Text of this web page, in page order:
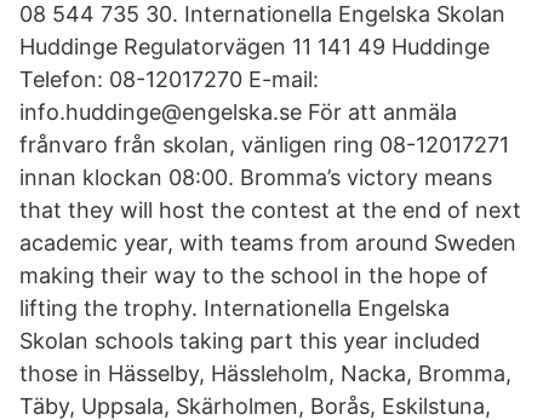
08 544 735 30. Internationella Engelska Skolan
Huddinge Regulatorvägen 11 141 49 Huddinge
Telefon: 08-12017270 E-mail:
info.huddinge@engelska.se För att anmäla
frånvaro från skolan, vänligen ring 08-12017271
innan klockan 08:00. Bromma’s victory means
that they will host the contest at the end of next
academic year, with teams from around Sweden
making their way to the school in the hope of
lifting the trophy. Internationella Engelska
Skolan schools taking part this year included
those in Hässelby, Hässleholm, Nacka, Bromma,
Täby, Uppsala, Skärholmen, Borås, Eskilstuna,